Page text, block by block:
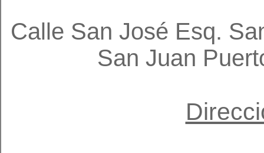
Calle San José Esq.
San Juan